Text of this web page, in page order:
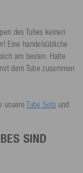
des Tubes keinen
Eine handelsübliche
am besten. Halte
dem Tube zusammen
unsereTube Sets und
SIND